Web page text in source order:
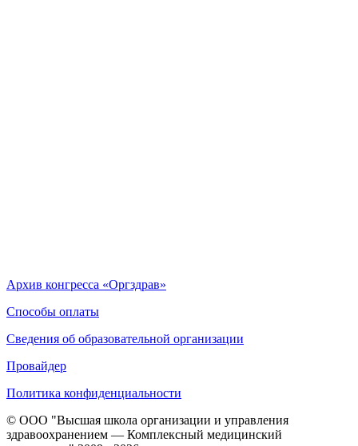
Архив конгресса «Оргздрав»
Способы оплаты
Сведения об образовательной организации
Провайдер
Политика конфиденциальности
© ООО "Высшая школа организации и управления
здравоохранением — Комплексный медицинский